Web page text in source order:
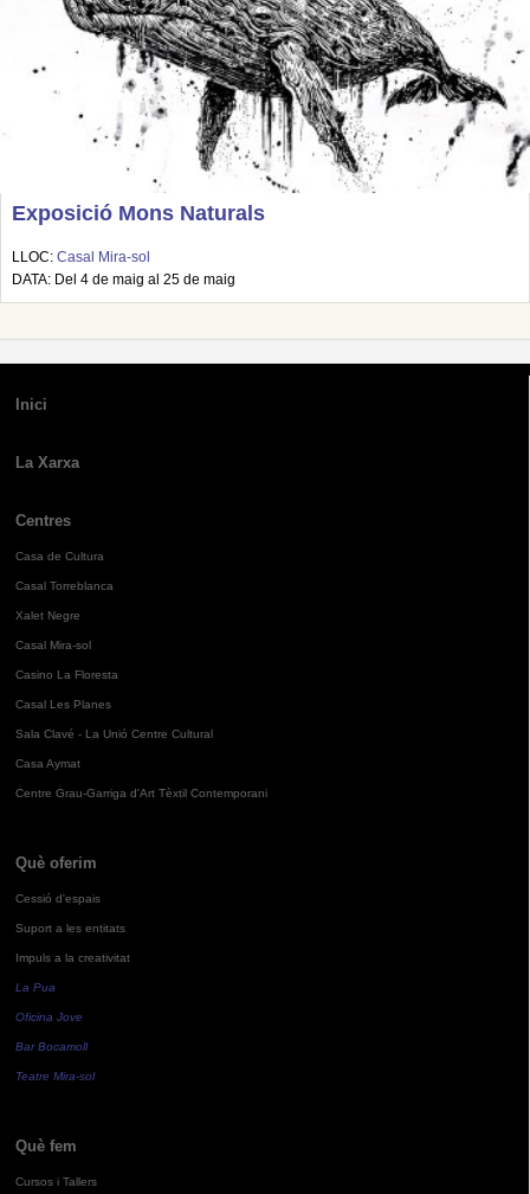
Exposició Mons Naturals
LLOC: Casal Mira-sol
DATA: Del 4 de maig al 25 de maig
Inici
La Xarxa
Centres
Casa de Cultura
Casal Torreblanca
Xalet Negre
Casal Mira-sol
Casino La Floresta
Casal Les Planes
Sala Clavé - La Unió Centre Cultural
Casa Aymat
Centre Grau-Garriga d'Art Tèxtil Contemporani
Què oferim
Cessió d'espais
Suport a les entitats
Impuls a la creativitat
La Pua
Oficina Jove
Bar Bocamoll
Teatre Mira-sol
Què fem
Cursos i Tallers